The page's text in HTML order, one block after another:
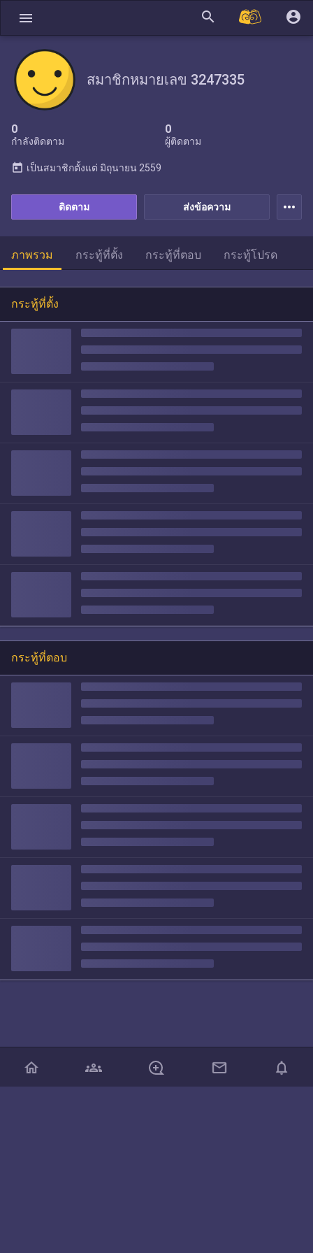
menu search account_circle
สมาชิกหมายเลข 3247335
0
กำลังติดตาม
0
ผู้ติดตาม
ส่งข้อความ
ติดตาม
today เป็นสมาชิกตั้งแต่ มิถุนายน 2559
more_horiz
ภาพรวม กระทู้ที่ตั้ง กระทู้ที่ตอบ กระทู้โปรด
กระทู้ที่ตั้ง
กระทู้ที่ตอบ